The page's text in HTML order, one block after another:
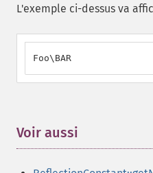
L'exemple ci-dessus va
Foo\BAR
Voir aussi